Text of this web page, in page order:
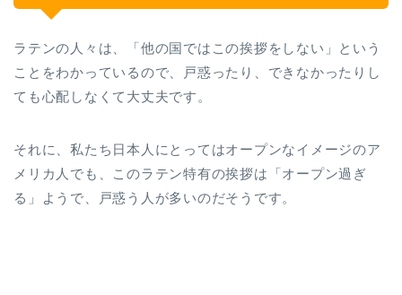
ラテンの人々は、「他の国ではこの挨拶をしない」という
ことをわかっているので、戸惑ったり、できなかったりし
ても心配しなくて大丈夫です。
それに、私たち日本人にとってはオープンなイメージのア
メリカ人でも、このラテン特有の挨拶は「オープン過ぎ
る」ようで、戸惑う人が多いのだそうです。